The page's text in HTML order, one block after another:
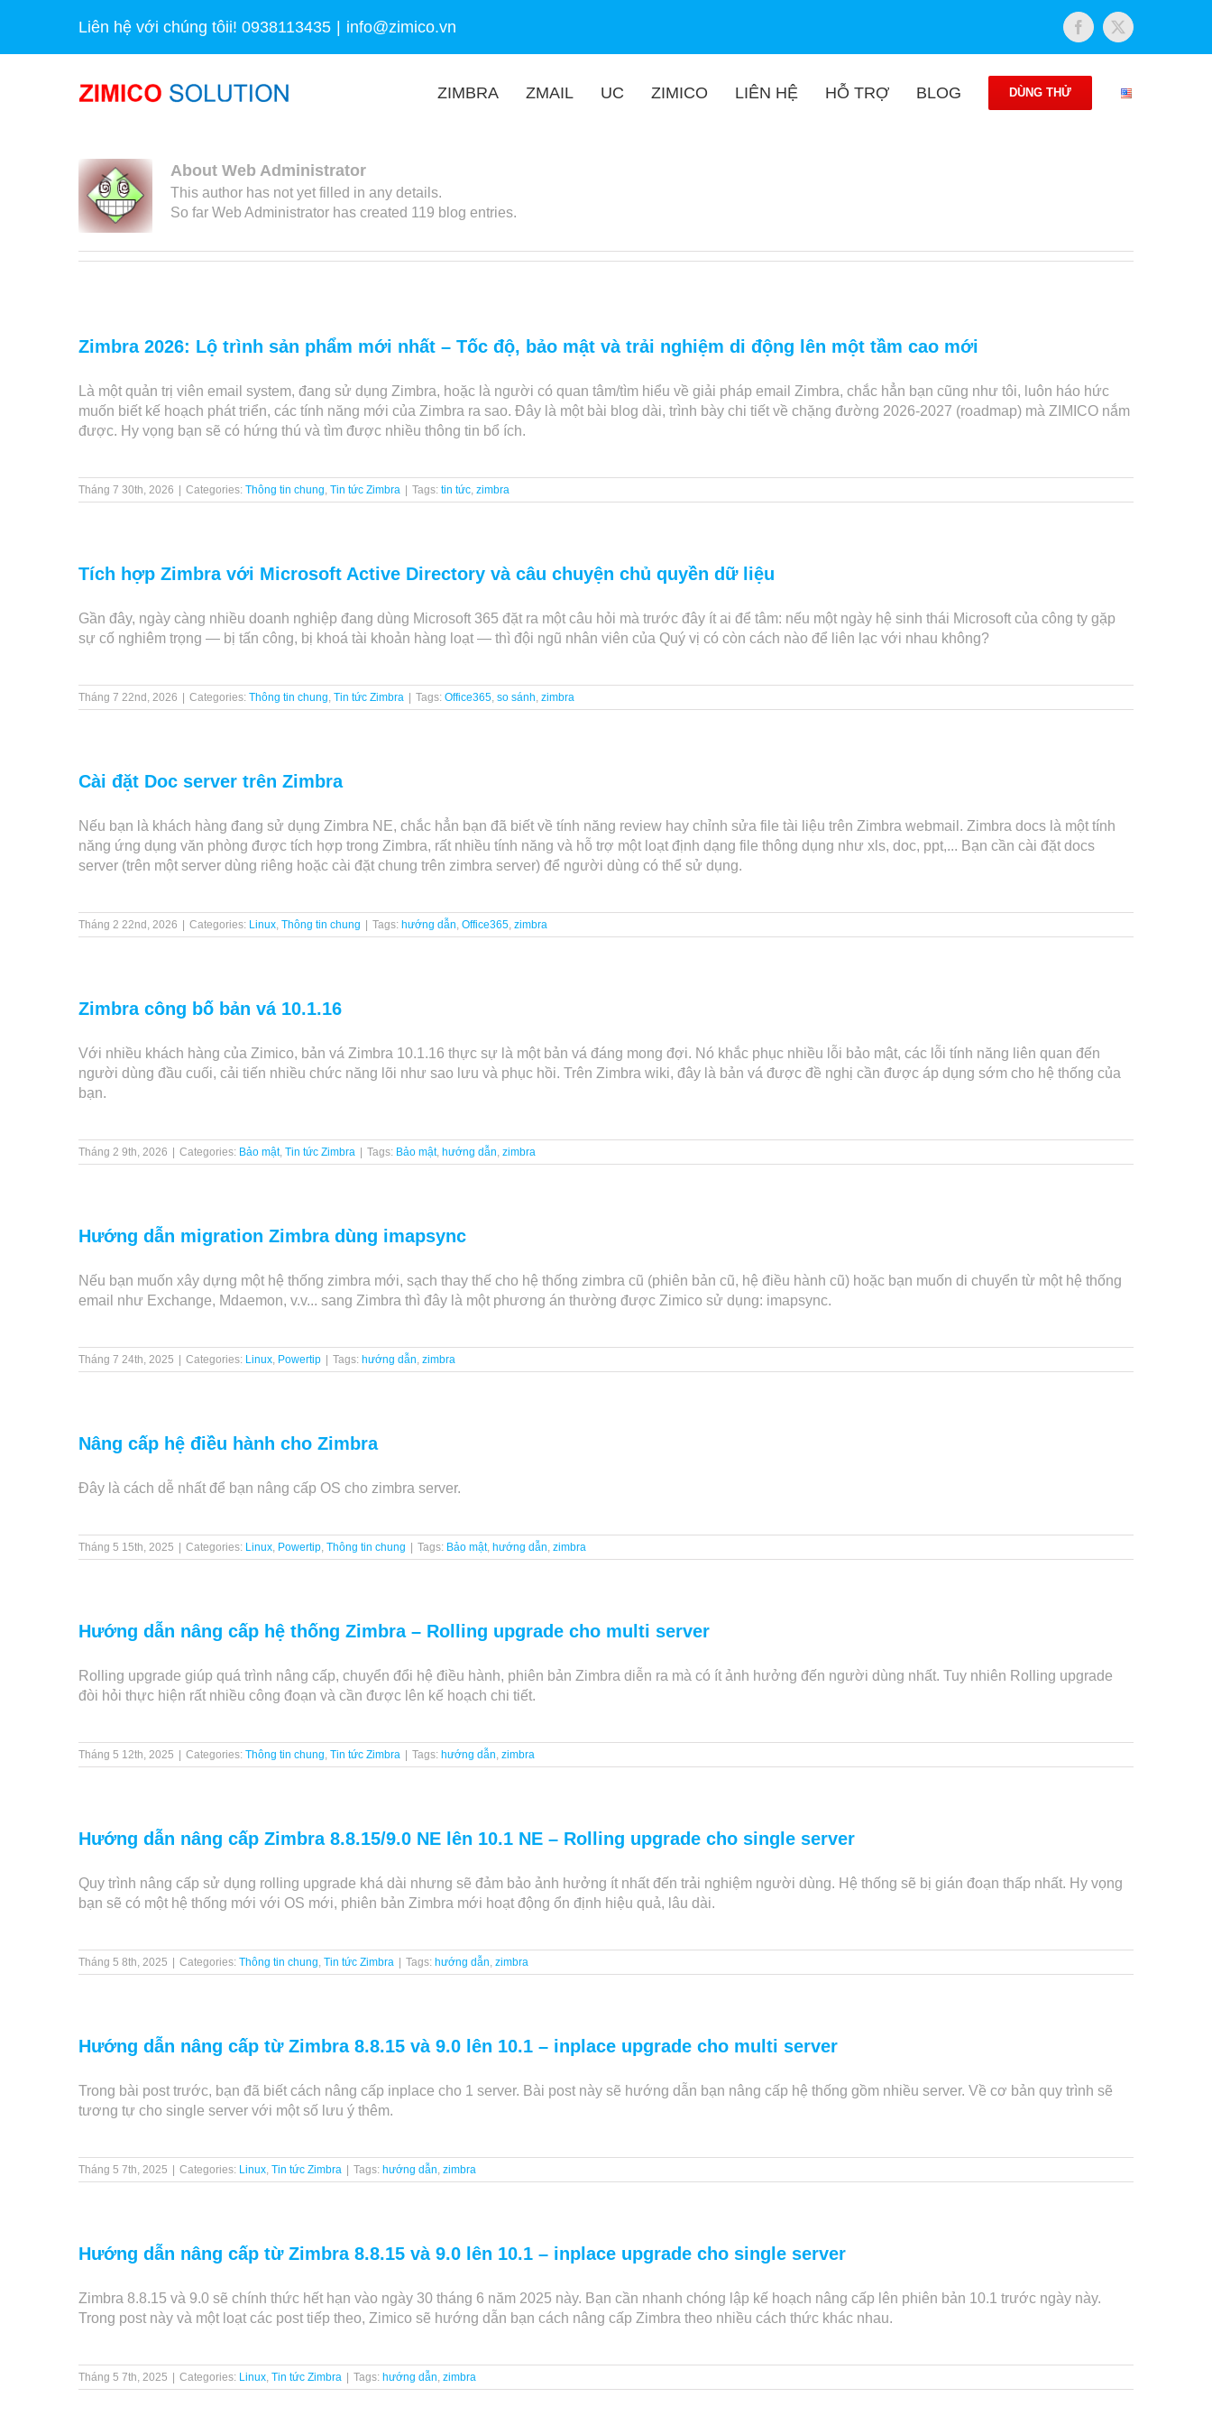
Liên hệ với chúng tôii! 0938113435 info@zimico.vn FacebookTwitter
ZIMBRA ZMAIL UC ZIMICO LIÊN HỆ HỖ TRỢ BLOG DÙNG THỬ
About Web Administrator
This author has not yet filled in any details.
So far Web Administrator has created 119 blog entries.
Zimbra 2026: Lộ trình sản phẩm mới nhất – Tốc độ, bảo mật và trải nghiệm di động lên một tầm cao mới
Là một quản trị viên email system, đang sử dụng Zimbra, hoặc là người có quan tâm/tìm hiểu về giải pháp email Zimbra, chắc hẳn bạn cũng như tôi, luôn háo hức
muốn biết kế hoạch phát triển, các tính năng mới của Zimbra ra sao. Đây là một bài blog dài, trình bày chi tiết về chặng đường 2026-2027 (roadmap) mà ZIMICO nắm
được. Hy vọng bạn sẽ có hứng thú và tìm được nhiều thông tin bổ ích.
Tháng 7 30th, 2026 Categories: Thông tin chung, Tin tức Zimbra Tags: tin tức, zimbra
Tích hợp Zimbra với Microsoft Active Directory và câu chuyện chủ quyền dữ liệu
Gần đây, ngày càng nhiều doanh nghiệp đang dùng Microsoft 365 đặt ra một câu hỏi mà trước đây ít ai để tâm: nếu một ngày hệ sinh thái Microsoft của công ty gặp
sự cố nghiêm trọng — bị tấn công, bị khoá tài khoản hàng loạt — thì đội ngũ nhân viên của Quý vị có còn cách nào để liên lạc với nhau không?
Tháng 7 22nd, 2026 Categories: Thông tin chung, Tin tức Zimbra Tags: Office365, so sánh, zimbra
Cài đặt Doc server trên Zimbra
Nếu bạn là khách hàng đang sử dụng Zimbra NE, chắc hẳn bạn đã biết về tính năng review hay chỉnh sửa file tài liệu trên Zimbra webmail. Zimbra docs là một tính
năng ứng dụng văn phòng được tích hợp trong Zimbra, rất nhiều tính năng và hỗ trợ một loạt định dạng file thông dụng như xls, doc, ppt,... Bạn cần cài đặt docs
server (trên một server dùng riêng hoặc cài đặt chung trên zimbra server) để người dùng có thể sử dụng.
Tháng 2 22nd, 2026 Categories: Linux, Thông tin chung Tags: hướng dẫn, Office365, zimbra
Zimbra công bố bản vá 10.1.16
Với nhiều khách hàng của Zimico, bản vá Zimbra 10.1.16 thực sự là một bản vá đáng mong đợi. Nó khắc phục nhiều lỗi bảo mật, các lỗi tính năng liên quan đến
người dùng đầu cuối, cải tiến nhiều chức năng lõi như sao lưu và phục hồi. Trên Zimbra wiki, đây là bản vá được đề nghị cần được áp dụng sớm cho hệ thống của
bạn.
Tháng 2 9th, 2026 Categories: Bảo mật, Tin tức Zimbra Tags: Bảo mật, hướng dẫn, zimbra
Hướng dẫn migration Zimbra dùng imapsync
Nếu bạn muốn xây dựng một hệ thống zimbra mới, sạch thay thế cho hệ thống zimbra cũ (phiên bản cũ, hệ điều hành cũ) hoặc bạn muốn di chuyển từ một hệ thống
email như Exchange, Mdaemon, v.v... sang Zimbra thì đây là một phương án thường được Zimico sử dụng: imapsync.
Tháng 7 24th, 2025 Categories: Linux, Powertip Tags: hướng dẫn, zimbra
Nâng cấp hệ điều hành cho Zimbra
Đây là cách dễ nhất để bạn nâng cấp OS cho zimbra server.
Tháng 5 15th, 2025 Categories: Linux, Powertip, Thông tin chung Tags: Bảo mật, hướng dẫn, zimbra
Hướng dẫn nâng cấp hệ thống Zimbra – Rolling upgrade cho multi server
Rolling upgrade giúp quá trình nâng cấp, chuyển đổi hệ điều hành, phiên bản Zimbra diễn ra mà có ít ảnh hưởng đến người dùng nhất. Tuy nhiên Rolling upgrade
đòi hỏi thực hiện rất nhiều công đoạn và cần được lên kế hoạch chi tiết.
Tháng 5 12th, 2025 Categories: Thông tin chung, Tin tức Zimbra Tags: hướng dẫn, zimbra
Hướng dẫn nâng cấp Zimbra 8.8.15/9.0 NE lên 10.1 NE – Rolling upgrade cho single server
Quy trình nâng cấp sử dụng rolling upgrade khá dài nhưng sẽ đảm bảo ảnh hưởng ít nhất đến trải nghiệm người dùng. Hệ thống sẽ bị gián đoạn thấp nhất. Hy vọng
bạn sẽ có một hệ thống mới với OS mới, phiên bản Zimbra mới hoạt động ổn định hiệu quả, lâu dài.
Tháng 5 8th, 2025 Categories: Thông tin chung, Tin tức Zimbra Tags: hướng dẫn, zimbra
Hướng dẫn nâng cấp từ Zimbra 8.8.15 và 9.0 lên 10.1 – inplace upgrade cho multi server
Trong bài post trước, bạn đã biết cách nâng cấp inplace cho 1 server. Bài post này sẽ hướng dẫn bạn nâng cấp hệ thống gồm nhiều server. Về cơ bản quy trình sẽ
tương tự cho single server với một số lưu ý thêm.
Tháng 5 7th, 2025 Categories: Linux, Tin tức Zimbra Tags: hướng dẫn, zimbra
Hướng dẫn nâng cấp từ Zimbra 8.8.15 và 9.0 lên 10.1 – inplace upgrade cho single server
Zimbra 8.8.15 và 9.0 sẽ chính thức hết hạn vào ngày 30 tháng 6 năm 2025 này. Bạn cần nhanh chóng lập kế hoạch nâng cấp lên phiên bản 10.1 trước ngày này.
Trong post này và một loạt các post tiếp theo, Zimico sẽ hướng dẫn bạn cách nâng cấp Zimbra theo nhiều cách thức khác nhau.
Tháng 5 7th, 2025 Categories: Linux, Tin tức Zimbra Tags: hướng dẫn, zimbra